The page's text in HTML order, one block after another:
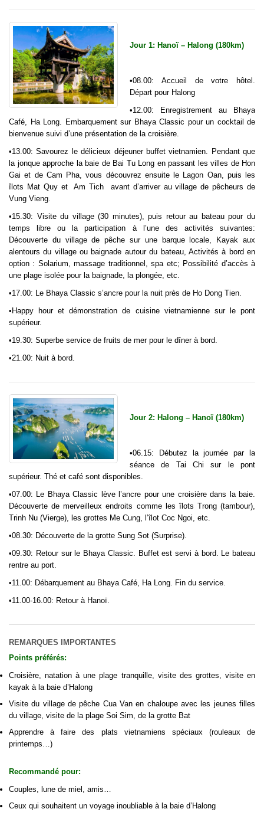
Jour 1: Hanoï – Halong (180km)
•08.00: Accueil de votre hôtel.
Départ pour Halong
•12.00: Enregistrement au Bhaya
Café, Ha Long. Embarquement sur Bhaya Classic pour un cocktail de
bienvenue suivi d’une présentation de la croisière.
•13.00: Savourez le délicieux déjeuner buffet vietnamien. Pendant que
la jonque approche la baie de Bai Tu Long en passant les villes de Hon
Gai et de Cam Pha, vous découvrez ensuite le Lagon Oan, puis les
îlots Mat Quy et Am Tich avant d’arriver au village de pêcheurs de
Vung Vieng.
•15.30: Visite du village (30 minutes), puis retour au bateau pour du
temps libre ou la participation à l’une des activités suivantes:
Découverte du village de pêche sur une barque locale, Kayak aux
alentours du village ou baignade autour du bateau, Activités à bord en
option : Solarium, massage traditionnel, spa etc; Possibilité d’accès à
une plage isolée pour la baignade, la plongée, etc.
•17.00: Le Bhaya Classic s’ancre pour la nuit près de Ho Dong Tien.
•Happy hour et démonstration de cuisine vietnamienne sur le pont
supérieur.
•19.30: Superbe service de fruits de mer pour le dîner à bord.
•21.00: Nuit à bord.
Jour 2: Halong – Hanoï (180km)
•06.15: Débutez la journée par la
séance de Tai Chi sur le pont
supérieur. Thé et café sont disponibles.
•07.00: Le Bhaya Classic lève l’ancre pour une croisière dans la baie.
Découverte de merveilleux endroits comme les îlots Trong (tambour),
Trinh Nu (Vierge), les grottes Me Cung, l’îlot Coc Ngoi, etc.
•08.30: Découverte de la grotte Sung Sot (Surprise).
•09.30: Retour sur le Bhaya Classic. Buffet est servi à bord. Le bateau
rentre au port.
•11.00: Débarquement au Bhaya Café, Ha Long. Fin du service.
•11.00-16.00: Retour à Hanoï.
REMARQUES IMPORTANTES
Points préférés:
Croisière, natation à une plage tranquille, visite des grottes, visite en
kayak à la baie d’Halong
Visite du village de pêche Cua Van en chaloupe avec les jeunes filles
du village, visite de la plage Soi Sim, de la grotte Bat
Apprendre à faire des plats vietnamiens spéciaux (rouleaux de
printemps…)
Recommandé pour:
Couples, lune de miel, amis…
Ceux qui souhaitent un voyage inoubliable à la baie d’Halong